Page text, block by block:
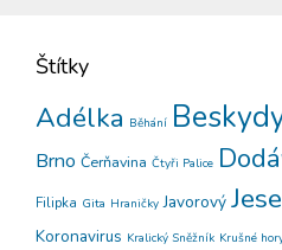
Štítky
Adélka Běhání
Brno Čerňavina Čtyři Palice
Filipka Gita Hraničky Javorový
Koronavirus Kralický Sněžník Krušné